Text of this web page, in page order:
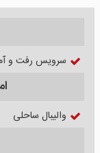
سرویس رفت و
والیبال ساحلی